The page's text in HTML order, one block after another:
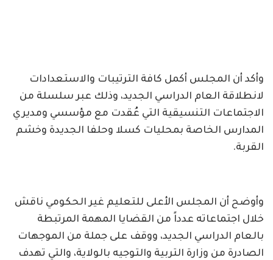
وأكد أن المجلس أكمل كافة الترتيبات والاستعدادات
لانطلاقة العام الدراسي الجديد، وذلك عبر سلسلة من
الاجتماعات التنسيقية التي عُقدت مع مؤسسي ومديري
المدارس الخاصة بمحليات كسلا وحلفا الجديدة وخشم
القربة.
وأوضح أن المجلس الأعلى للتعليم غير الحكومي ناقش
خلال اجتماعاته عدداً من القضايا المهمة المرتبطة
بالعام الدراسي الجديد، ووقف على جملة من الموجهات
الصادرة من وزارة التربية والتوجيه بالولاية، والتي تهدف